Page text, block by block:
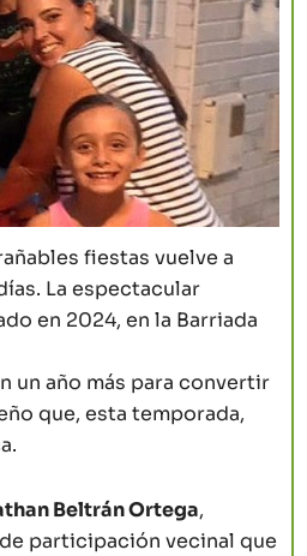
fiestas vuelve a
La espectacular
en 2024, en la Barriada
un año más para convertir
que, esta temporada,
Beltrán Ortega,
participación vecinal que